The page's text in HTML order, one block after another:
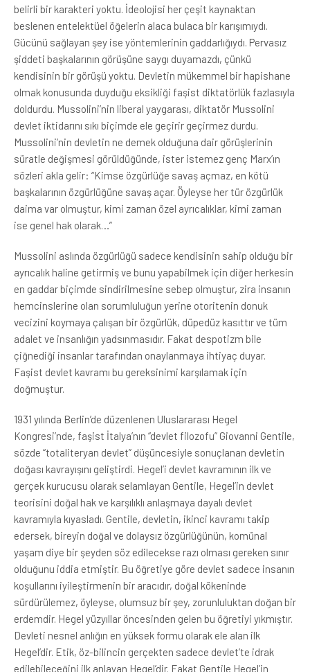
belirli bir karakteri yoktu. İdeolojisi her çeşit kaynaktan
beslenen entelektüel öğelerin alaca bulaca bir karışımıydı.
Gücünü sağlayan şey ise yöntemlerinin gaddarlığıydı. Pervasız
şiddeti başkalarının görüşüne saygı duyamazdı, çünkü
kendisinin bir görüşü yoktu. Devletin mükemmel bir hapishane
olmak konusunda duyduğu eksikliği faşist diktatörlük fazlasıyla
doldurdu. Mussolini’nin liberal yaygarası, diktatör Mussolini
devlet iktidarını sıkı biçimde ele geçirir geçirmez durdu.
Mussolini’nin devletin ne demek olduğuna dair görüşlerinin
süratle değişmesi görüldüğünde, ister istemez genç Marx’ın
sözleri akla gelir: “Kimse özgürlüğe savaş açmaz, en kötü
başkalarının özgürlüğüne savaş açar. Öyleyse her tür özgürlük
daima var olmuştur, kimi zaman özel ayrıcalıklar, kimi zaman
ise genel hak olarak…”
Mussolini aslında özgürlüğü sadece kendisinin sahip olduğu bir
ayrıcalık haline getirmiş ve bunu yapabilmek için diğer herkesin
en gaddar biçimde sindirilmesine sebep olmuştur, zira insanın
hemcinslerine olan sorumluluğun yerine otoritenin donuk
vecizini koymaya çalışan bir özgürlük, düpedüz kasıttır ve tüm
adalet ve insanlığın yadsınmasıdır. Fakat despotizm bile
çiğnediği insanlar tarafından onaylanmaya ihtiyaç duyar.
Faşist devlet kavramı bu gereksinimi karşılamak için
doğmuştur.
1931 yılında Berlin’de düzenlenen Uluslararası Hegel
Kongresi’nde, faşist İtalya’nın “devlet filozofu” Giovanni Gentile,
sözde “totaliteryan devlet” düşüncesiyle sonuçlanan devletin
doğası kavrayışını geliştirdi. Hegel’i devlet kavramının ilk ve
gerçek kurucusu olarak selamlayan Gentile, Hegel’in devlet
teorisini doğal hak ve karşılıklı anlaşmaya dayalı devlet
kavramıyla kıyasladı. Gentile, devletin, ikinci kavramı takip
edersek, bireyin doğal ve dolaysız özgürlüğünün, komünal
yaşam diye bir şeyden söz edilecekse razı olması gereken sınır
olduğunu iddia etmiştir. Bu öğretiye göre devlet sadece insanın
koşullarını iyileştirmenin bir aracıdır, doğal kökeninde
sürdürülemez, öyleyse, olumsuz bir şey, zorunluluktan doğan bir
erdemdir. Hegel yüzyıllar öncesinden gelen bu öğretiyi yıkmıştır.
Devleti nesnel anlığın en yüksek formu olarak ele alan ilk
Hegel’dir. Etik, öz-bilincin gerçekten sadece devlet’te idrak
edilebileceğini ilk anlayan Hegel’dir. Fakat Gentile Hegel’in